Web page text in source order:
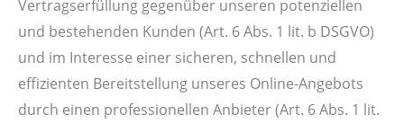
Vertragserfüllung gegenüber unseren potenziellen
und bestehenden Kunden (Art. 6 Abs. 1 lit. b DSGVO)
und im Interesse einer sicheren, schnellen und
effizienten Bereitstellung unseres Online-Angebots
durch einen professionellen Anbieter (Art. 6 Abs. 1 lit.